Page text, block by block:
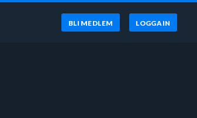
BLI MEDLEM LOGGA IN